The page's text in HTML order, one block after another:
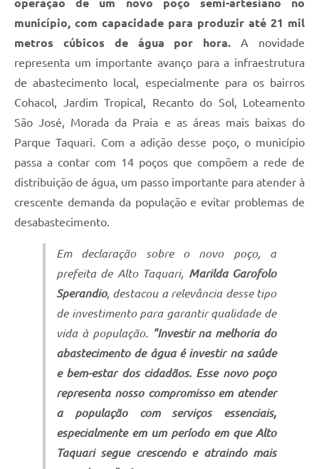
operação de um novo poço semi-artesiano no
município, com capacidade para produzir até 21 mil
metros cúbicos de água por hora.A novidade
representa um importante avanço para a infraestrutura
de abastecimento local, especialmente para os bairros
Cohacol, Jardim Tropical, Recanto do Sol, Loteamento
São José, Morada da Praia e as áreas mais baixas do
Parque Taquari. Com a adição desse poço, o município
passa a contar com 14 poços que compõem a rede de
distribuição de água, um passo importante para atender à
crescente demanda da população e evitar problemas de
desabastecimento.
Em declaração sobre o novo poço, a
prefeita de Alto Taquari, Marilda Garofolo
Sperandio, destacou a relevância desse tipo
de investimento para garantir qualidade de
vida à população. "Investir na melhoria do
abastecimento de água é investir na saúde
e bem-estar dos cidadãos. Esse novo poço
representa nosso compromisso em atender
a população com serviços essenciais,
especialmente em um período em que Alto
Taquari segue crescendo e atraindo mais